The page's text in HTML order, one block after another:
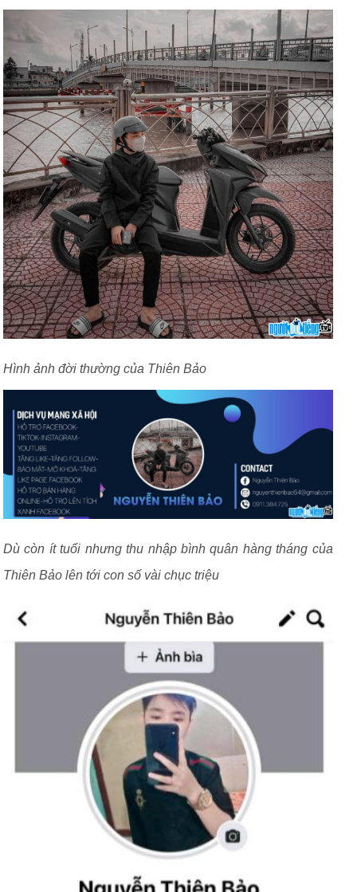
Hình ảnh đời thường của Thiên Bảo
Dù còn ít tuổi nhưng thu nhập bình quân hàng tháng của
Thiên Bảo lên tới con số vài chục triệu